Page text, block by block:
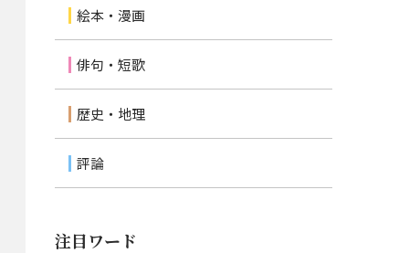
絵本・漫画
俳句・短歌
歴史・地理
評論
注目ワード